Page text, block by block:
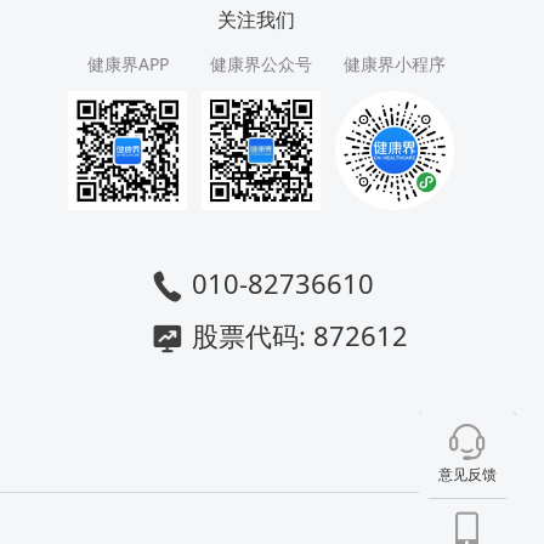
关注我们
健康界APP 健康界公众号 健康界小程序
010-82736610
股票代码: 872612
意见反馈